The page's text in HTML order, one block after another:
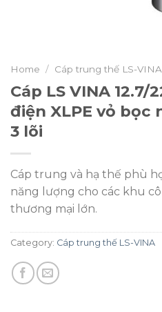
Home / Cáp trung thế LS-VINA
Cáp LS VINA 12.7/
điện XLPE vỏ bọc
3 lõi
Cáp trung và hạ thế phù
năng lượng cho các khu
thương mại lớn.
Category: Cáp trung thế LS-VINA